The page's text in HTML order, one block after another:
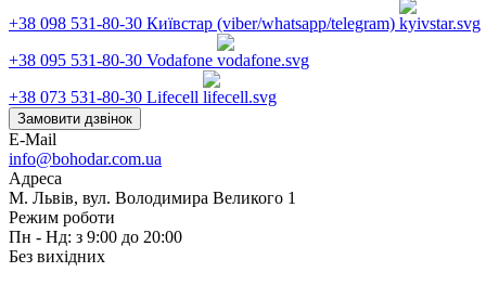
+38 098 531-80-30 Київстар (viber/whatsapp/telegram)
+38 095 531-80-30 Vodafone
+38 073 531-80-30 Lifecell
Замовити дзвінок
E-Mail
info@bohodar.com.ua
Адреса
М. Львів, вул. Володимира Великого 1
Режим роботи
Пн - Нд: з 9:00 до 20:00
Без вихідних